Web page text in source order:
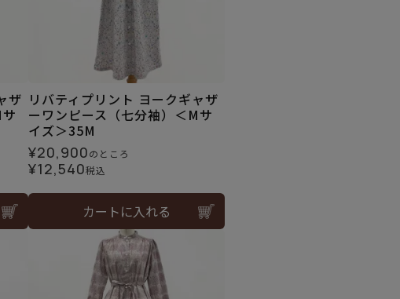
ザ リバティプリント ヨークギャザ
ーワンピース（七分袖）＜Mサ
イズ＞35M
¥20,900のところ
¥12,540税込
カートに入れる